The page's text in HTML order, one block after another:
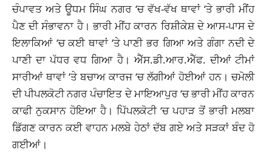
ਚੰਪਾਵਤ ਅਤੇ ਊਧਮ ਸਿੰਘ ਨਗਰ ‘ਚ ਵੱਖ-ਵੱਖ ਥਾਵਾਂ ‘ਤੇ ਭਾਰੀ ਮੀਂਹ
ਪੈਣ ਦੀ ਸੰਭਾਵਨਾ ਹੈ। ਭਾਰੀ ਮੀਂਹ ਕਾਰਨ ਰਿਸ਼ੀਕੇਸ਼ ਦੇ ਆਸ-ਪਾਸ ਦੇ
ਇਲਾਕਿਆਂ ‘ਚ ਕਈ ਥਾਵਾਂ ‘ਤੇ ਪਾਣੀ ਭਰ ਗਿਆ ਅਤੇ ਗੰਗਾ ਨਦੀ ਦੇ
ਪਾਣੀ ਦਾ ਪੱਧਰ ਵਧ ਗਿਆ ਹੈ। ਐੱਸ.ਡੀ.ਆਰ.ਐੱਫ. ਦੀਆਂ ਟੀਮਾਂ
ਸਾਰੀਆਂ ਥਾਵਾਂ ‘ਤੇ ਬਚਾਅ ਕਾਰਜ ‘ਚ ਲੱਗੀਆਂ ਹੋਈਆਂ ਹਨ। ਚਮੋਲੀ
ਦੀ ਪੀਪਲਕੋਟੀ ਨਗਰ ਪੰਚਾਇਤ ਦੇ ਮਾਇਆਪੁਰ ‘ਚ ਭਾਰੀ ਮੀਂਹ ਕਾਰਨ
ਕਾਫੀ ਨੁਕਸਾਨ ਹੋਇਆ ਹੈ। ਪਿੱਪਲਕੋਟੀ ‘ਚ ਪਹਾੜ ਤੋਂ ਭਾਰੀ ਮਲਬਾ
ਡਿੱਗਣ ਕਾਰਨ ਕਈ ਵਾਹਨ ਮਲਬੇ ਹੇਠਾਂ ਦੱਬ ਗਏ ਅਤੇ ਸੜਕਾਂ ਬੰਦ ਹੋ
ਗਈਆਂ।